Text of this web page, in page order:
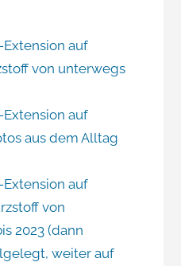
Extension auf
von unterwegs
Extension auf
aus dem Alltag
Extension auf
von
2023 (dann
weiter auf